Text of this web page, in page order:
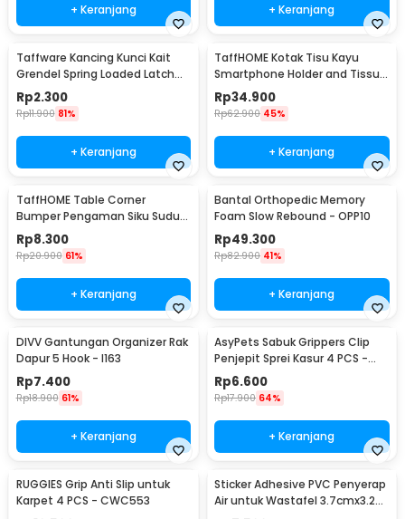
+ Keranjang + Keranjang
Taffware Kancing Kunci Kait
Grendel Spring Loaded Latch
Catch Hasp - KAK-J107
Rp2.300
Rp11.900 81%
+ Keranjang
TaffHOME Kotak Tisu Kayu
Smartphone Holder and Tissue
Box - ZJ05
Rp34.900
Rp62.900 45%
+ Keranjang
TaffHOME Table Corner
Bumper Pengaman Siku Sudut
Meja Silicone 10 PCS - FY21
Rp8.300
Rp20.900 61%
+ Keranjang
Bantal Orthopedic Memory
Foam Slow Rebound - OPP10
Rp49.300
Rp82.900 41%
+ Keranjang
DIVV Gantungan Organizer Rak
Dapur 5 Hook - I163
Rp7.400
Rp18.900 61%
+ Keranjang
AsyPets Sabuk Grippers Clip
Penjepit Sprei Kasur 4 PCS -
PJP4
Rp6.600
Rp17.900 64%
+ Keranjang
RUGGIES Grip Anti Slip untuk
Karpet 4 PCS - CWC553
Sticker Adhesive PVC Penyerap
Air untuk Wastafel 3.7cmx3.2M